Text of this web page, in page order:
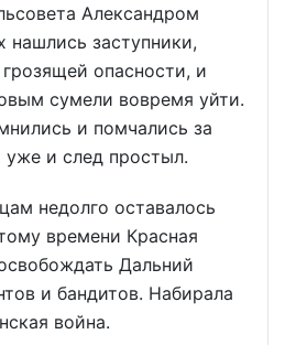
Александром
заступники,
опасности, и
сумели вовремя уйти.
и помчались за
и след простыл.
недолго оставалось
времени Красная
Дальний
и бандитов. Набирала
война.